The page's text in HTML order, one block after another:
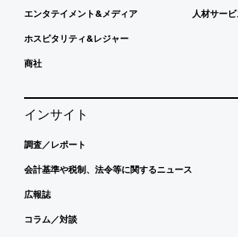
エンタテイメント&メディア
ホスピタリティ&レジャー
商社
人材サービ
インサイト
調査／レポート
会計基準や税制、法令等に関するニュース
広報誌
コラム／対談